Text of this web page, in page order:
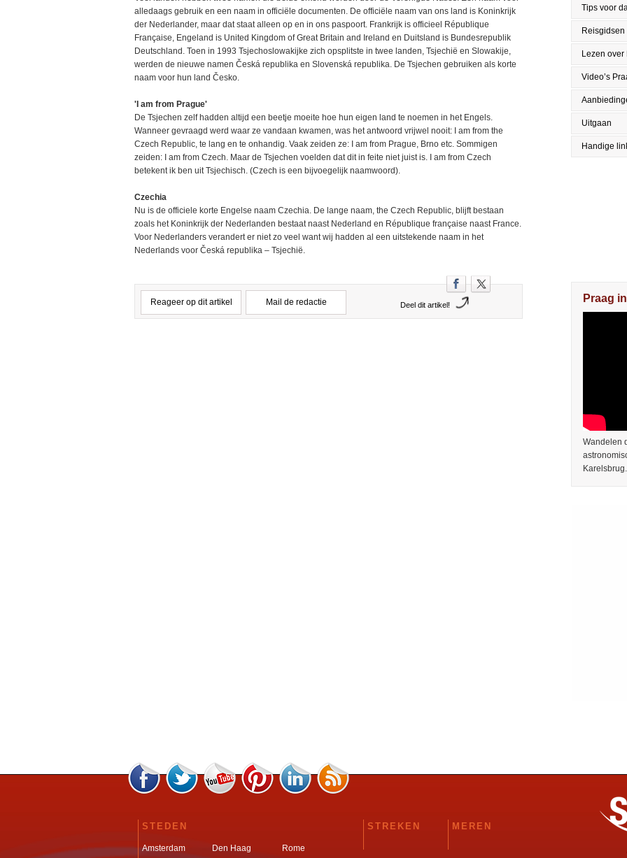
alledaags gebruik en een naam in officiële documenten. De officiële naam van ons land is Koninkrijk
der Nederlander, maar dat staat alleen op en in ons paspoort. Frankrijk is officieel République
Française, Engeland is United Kingdom of Great Britain and Ireland en Duitsland is Bundesrepublik
Deutschland. Toen in 1993 Tsjechoslowakijke zich opsplitste in twee landen, Tsjechië en Slowakije,
werden de nieuwe namen Česká republika en Slovenská republika. De Tsjechen gebruiken als korte
naam voor hun land Česko.
'I am from Prague'
De Tsjechen zelf hadden altijd een beetje moeite hoe hun eigen land te noemen in het Engels.
Wanneer gevraagd werd waar ze vandaan kwamen, was het antwoord vrijwel nooit: I am from the
Czech Republic, te lang en te onhandig. Vaak zeiden ze: I am from Prague, Brno etc. Sommigen
zeiden: I am from Czech. Maar de Tsjechen voelden dat dit in feite niet juist is. I am from Czech
betekent ik ben uit Tsjechisch. (Czech is een bijvoegelijk naamwoord).
Czechia
Nu is de officiele korte Engelse naam Czechia. De lange naam, the Czech Republic, blijft bestaan
zoals het Koninkrijk der Nederlanden bestaat naast Nederland en République française naast France.
Voor Nederlanders verandert er niet zo veel want wij hadden al een uitstekende naam in het
Nederlands voor Česká republika – Tsjechië.
Reageer op dit artikel Mail de redactie Deel dit artikel!
Tips voor
Reisgidsen
Lezen over
Video’s
Uitgaan
Handige
Praag
Wandelen
Karelsbrug.
STEDEN
Amsterdam
Den Haag
Rome
STREKEN
MEREN